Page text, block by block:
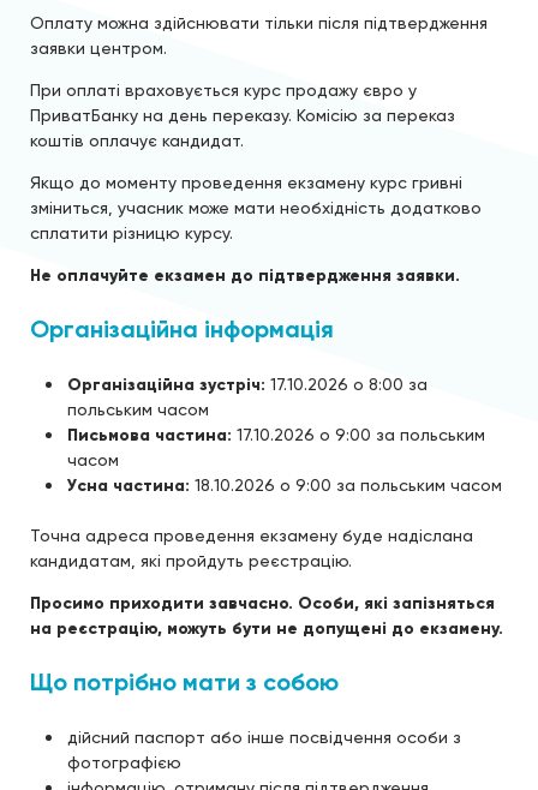
Оплату можна здійснювати тільки після підтвердження
заявки центром.
При оплаті враховується курс продажу євро у
ПриватБанку на день переказу. Комісію за переказ
коштів оплачує кандидат.
Якщо до моменту проведення екзамену курс гривні
зміниться, учасник може мати необхідність додатково
сплатити різницю курсу.
Не оплачуйте екзамен до підтвердження заявки.
Організаційна інформація
Організаційна зустріч: 17.10.2026 о 8:00 за
польським часом
Письмова частина: 17.10.2026 о 9:00 за польським
часом
Усна частина: 18.10.2026 о 9:00 за польським часом
Точна адреса проведення екзамену буде надіслана
кандидатам, які пройдуть реєстрацію.
Просимо приходити завчасно. Особи, які запізняться
на реєстрацію, можуть бути не допущені до екзамену.
Що потрібно мати з собою
дійсний паспорт або інше посвідчення особи з
фотографією